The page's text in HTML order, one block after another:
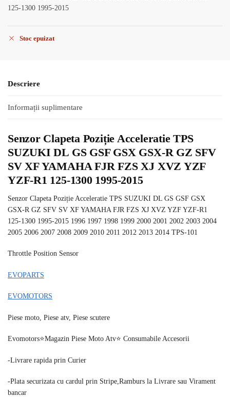
125-1300 1995-2015
Stoc epuizat
Descriere
Informații suplimentare
Senzor Clapeta Poziție Acceleratie TPS
SUZUKI DL GS GSF GSX GSX-R GZ SFV
SV XF YAMAHA FJR FZS XJ XVZ YZF
YZF-R1 125-1300 1995-2015
Senzor Clapeta Poziție Acceleratie TPS SUZUKI DL GS GSF GSX
GSX-R GZ SFV SV XF YAMAHA FJR FZS XJ XVZ YZF YZF-R1
125-1300 1995-2015 1996 1997 1998 1999 2000 2001 2002 2003 2004
2005 2006 2007 2008 2009 2010 2011 2012 2013 2014 TPS-101
Throttle Position Sensor
EVOPARTS
EVOMOTORS
Piese moto, Piese atv, Piese scutere
Evomotors⭐️Magazin Piese Moto Atv⭐️ Consumabile Accesorii
-Livrare rapida prin Curier
-Plata securizata cu cardul prin Stripe,Ramburs la Livrare sau Virament
bancar